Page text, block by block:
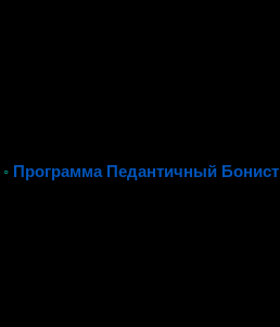
◦ Программа Педантичный Бонист